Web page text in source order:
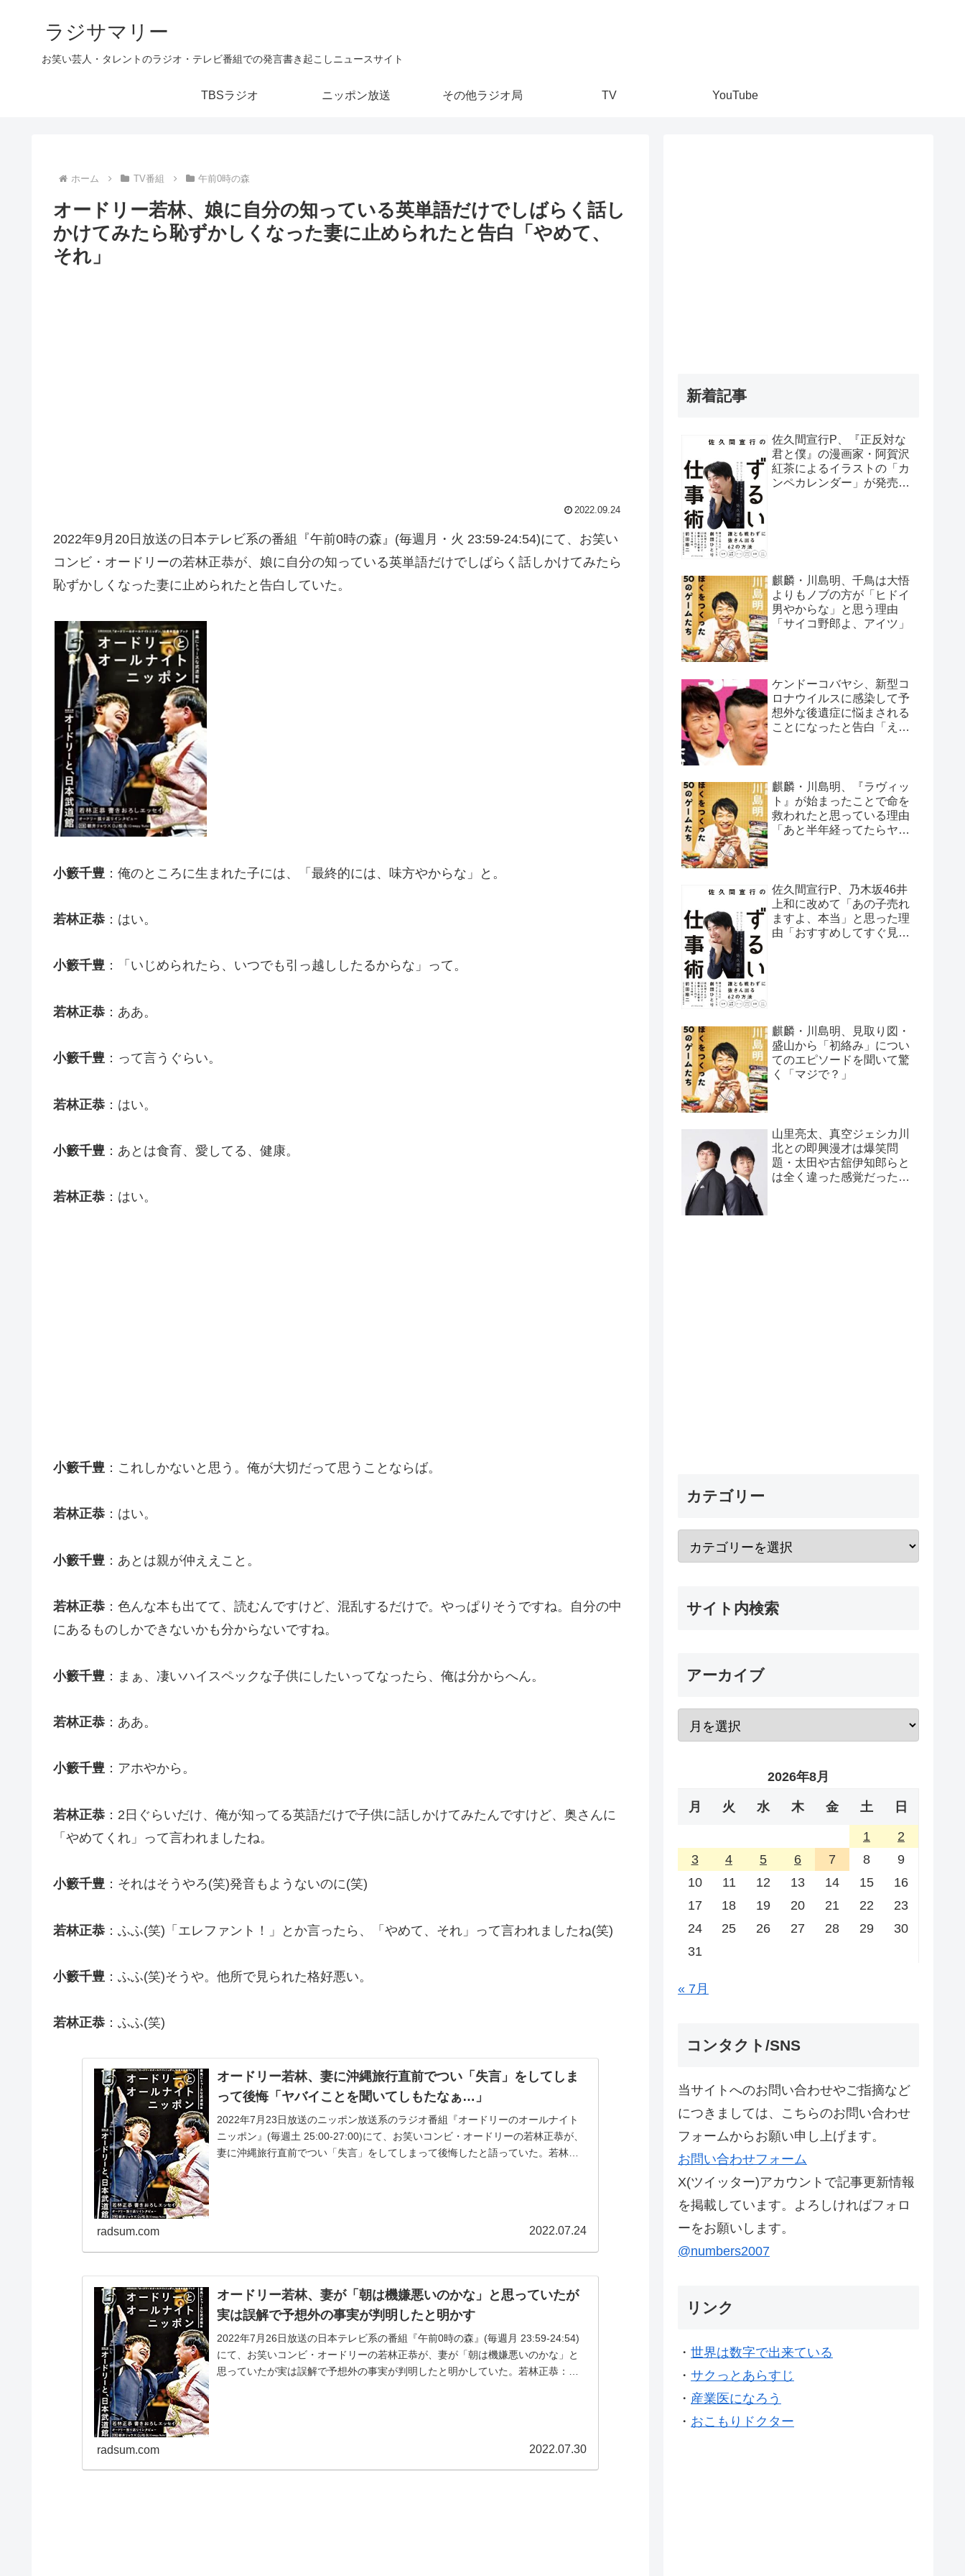
ラジサマリー
お笑い芸人・タレントのラジオ・テレビ番組での発言書き起こしニュースサイト
TBSラジオ ニッポン放送 その他ラジオ局 TV YouTube
ホーム TV番組 午前0時の森
オードリー若林、娘に自分の知っている英単語だけでしばらく話し
かけてみたら恥ずかしくなった妻に止められたと告白「やめて、
それ」
2022.09.24
2022年9月20日放送の日本テレビ系の番組『午前0時の森』(毎週月・火 23:59-24:54)にて、お笑い
コンビ・オードリーの若林正恭が、娘に自分の知っている英単語だけでしばらく話しかけてみたら
恥ずかしくなった妻に止められたと告白していた。
小籔千豊 ：俺のところに生まれた子には、「最終的には、味方やからな」と。
若林正恭 ：はい。
小籔千豊 ：「いじめられたら、いつでも引っ越ししたるからな」って。
若林正恭 ：ああ。
小籔千豊 ：って言うぐらい。
若林正恭 ：はい。
小籔千豊 ：あとは食育、愛してる、健康。
若林正恭 ：はい。
小籔千豊 ：これしかないと思う。俺が大切だって思うことならば。
若林正恭 ：はい。
小籔千豊 ：あとは親が仲ええこと。
若林正恭 ：色んな本も出てて、読むんですけど、混乱するだけで。やっぱりそうですね。自分の中
にあるものしかできないかも分からないですね。
小籔千豊 ：まぁ、凄いハイスペックな子供にしたいってなったら、俺は分からへん。
若林正恭 ：ああ。
小籔千豊 ：アホやから。
若林正恭 ：2日ぐらいだけ、俺が知ってる英語だけで子供に話しかけてみたんですけど、奥さんに
「やめてくれ」って言われましたね。
小籔千豊 ：それはそうやろ(笑)発音もようないのに(笑)
若林正恭 ：ふふ(笑)「エレファント！」とか言ったら、「やめて、それ」って言われましたね(笑)
小籔千豊 ：ふふ(笑)そうや。他所で見られた格好悪い。
若林正恭 ：ふふ(笑)
オードリー若林、妻に沖縄旅行直前でつい「失言」をしてしま
って後悔「ヤバイことを聞いてしもたなぁ…」
2022年7月23日放送のニッポン放送系のラジオ番組『オードリーのオールナイト
ニッポン』(毎週土 25:00-27:00)にて、お笑いコンビ・オードリーの若林正恭が、
妻に沖縄旅行直前でつい「失言」をしてしまって後悔したと語っていた。若林正
radsum.com 2022.07.24
オードリー若林、妻が「朝は機嫌悪いのかな」と思っていたが
実は誤解で予想外の事実が判明したと明かす
2022年7月26日放送の日本テレビ系の番組『午前0時の森』(毎週月 23:59-24:54)
にて、お笑いコンビ・オードリーの若林正恭が、妻が「朝は機嫌悪いのかな」と
思っていたが実は誤解で予想外の事実が判明したと明かしていた。若林正恭：メ
radsum.com 2022.07.30
新着記事
佐久間宣行P、『正反対な
君と僕』の漫画家・阿賀沢
紅茶によるイラストの「カ
ンペカレンダー」が発売予
麒麟・川島明、千鳥は大悟
よりもノブの方が「ヒドイ
男やからな」と思う理由
「サイコ野郎よ、アイツ」
ケンドーコバヤシ、新型コ
ロナウイルスに感染して予
想外な後遺症に悩まされる
ことになったと告白「えげ
麒麟・川島明、『ラヴィッ
ト』が始まったことで命を
救われたと思っている理由
「あと半年経ってたらヤバ
佐久間宣行P、乃木坂46井
上和に改めて「あの子売れ
ますよ、本当」と思った理
由「おすすめしてすぐ見て
麒麟・川島明、見取り図・
盛山から「初絡み」につい
てのエピソードを聞いて驚
く「マジで？」
山里亮太、真空ジェシカ川
北との即興漫才は爆笑問
題・太田や古舘伊知郎らと
は全く違った感覚だったと
カテゴリー
サイト内検索
アーカイブ
2026年8月
月 火 水 木 金 土 日
1
2
3
4 5 6 7 8
9
10
11 12 13 14 15
16
17
18 19 20 21 22
23
24
25 26 27 28 29
30
31
« 7月
コンタクト/SNS
当サイトへのお問い合わせやご指摘など
につきましては、こちらのお問い合わせ
フォームからお願い申し上げます。
お問い合わせフォーム
X(ツイッター)アカウントで記事更新情報
を掲載しています。よろしければフォロ
ーをお願いします。
@numbers2007
リンク
・ 世界は数字で出来ている
・ サクっとあらすじ
・ 産業医になろう
・ おこもりドクター